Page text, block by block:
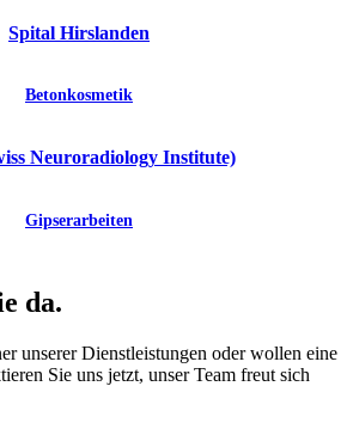
Spital Hirslanden
Betonkosmetik
Neuroradiology Institute)
Gipserarbeiten
da.
unserer Dienstleistungen oder wollen eine
Sie uns jetzt, unser Team freut sich